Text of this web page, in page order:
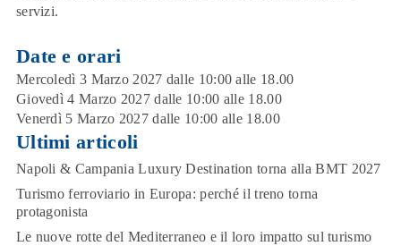
servizi.
Date e orari
Mercoledì 3 Marzo 2027 dalle 10:00 alle 18.00
Giovedì 4 Marzo 2027 dalle 10:00 alle 18.00
Venerdì 5 Marzo 2027 dalle 10:00 alle 18.00
Ultimi articoli
Napoli & Campania Luxury Destination torna alla BMT 2027
Turismo ferroviario in Europa: perché il treno torna
protagonista
Le nuove rotte del Mediterraneo e il loro impatto sul turismo